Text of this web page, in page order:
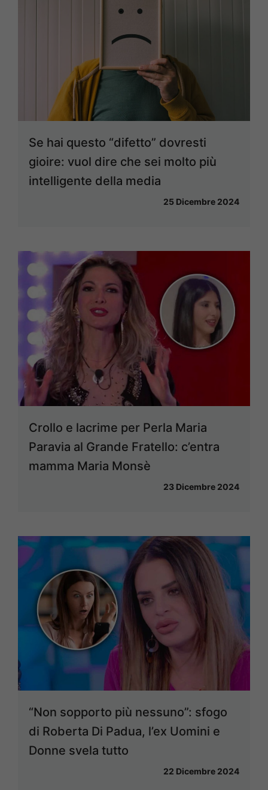
Se hai questo “difetto” dovresti
gioire: vuol dire che sei molto più
intelligente della media
25 Dicembre 2024
Crollo e lacrime per Perla Maria
Paravia al Grande Fratello: c’entra
mamma Maria Monsè
23 Dicembre 2024
“Non sopporto più nessuno”: sfogo
di Roberta Di Padua, l’ex Uomini e
Donne svela tutto
22 Dicembre 2024